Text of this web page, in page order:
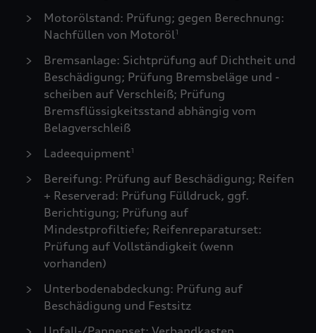
Motorölstand: Prüfung; gegen Berechnung:
Nachfüllen von Motoröl1
Bremsanlage: Sichtprüfung auf Dichtheit und
Beschädigung; Prüfung Bremsbeläge und -
scheiben auf Verschleiß; Prüfung
Bremsflüssigkeitsstand abhängig vom
Belagverschleiß
Ladeequipment1
Bereifung: Prüfung auf Beschädigung; Reifen
+ Reserverad: Prüfung Fülldruck, ggf.
Berichtigung; Prüfung auf
Mindestprofiltiefe; Reifenreparaturset:
Prüfung auf Vollständigkeit (wenn
vorhanden)
Unterbodenabdeckung: Prüfung auf
Beschädigung und Festsitz